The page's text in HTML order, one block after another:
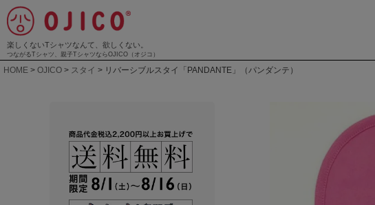
楽しくないTシャツなんて、欲しくない。
つながるTシャツ、親子TシャツならOJICO（オジコ）
HOME OJICO スタイ リバーシブルスタイ「PANDANTE」（パンダンテ）